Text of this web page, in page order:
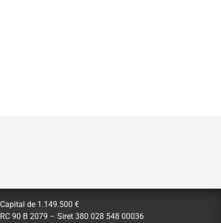
Capital de 1.149.500 €
RC 90 B 2079 – Siret 380 028 548 00036